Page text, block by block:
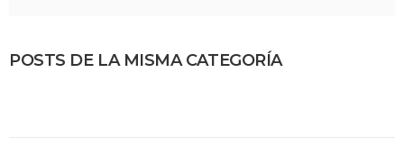
POSTS DE LA MISMA CATEGORÍA